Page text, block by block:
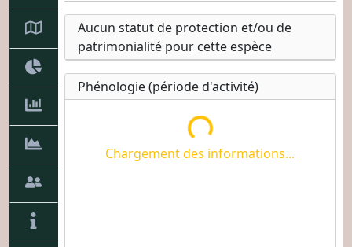
Aucun statut de protection et/ou de
patrimonialité pour cette espèce
Phénologie (période d'activité)
Chargement des informations...
Chargement des informations...